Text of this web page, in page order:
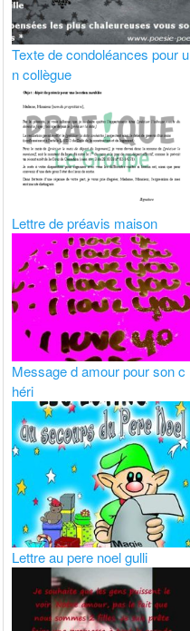
Texte de condoléances pour u
n collègue
Lettre de préavis maison
Message d amour pour son c
héri
Lettre au pere noel gulli